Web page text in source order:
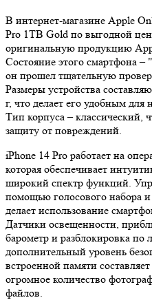
В интернет-магазине Apple
Pro 1TB Gold по выгодной
оригинальную продукцию
Состояние этого смартфона –
он прошел тщательную
Размеры устройства
г, что делает его удобным
Тип корпуса – классический,
защиту от повреждений.
iPhone 14 Pro работает на
которая обеспечивает
широкий спектр функций.
помощью голосового набора
делает использование
Датчики освещенности,
барометр и разблокировка по
дополнительный уровень
встроенной памяти
огромное количество
файлов.